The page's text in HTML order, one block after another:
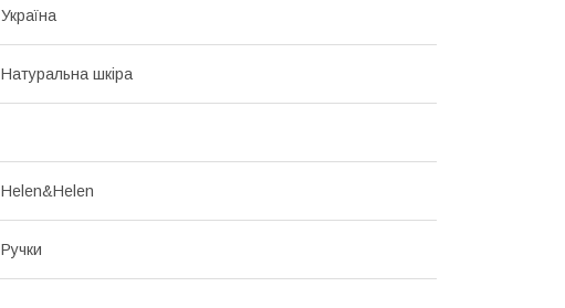
Україна
Натуральна шкіра
Helen&Helen
Ручки